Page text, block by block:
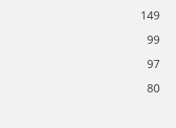
149
99
97
80